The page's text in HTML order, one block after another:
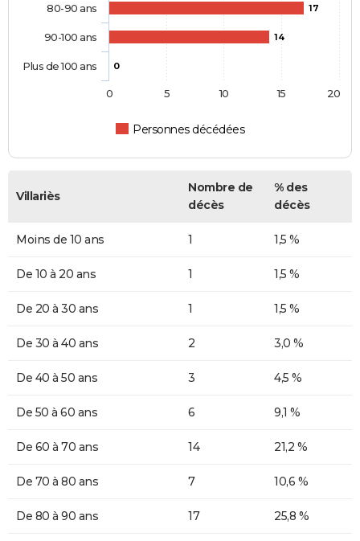
17
14
0
Personnes décédées
80-90 ans
90-100 ans
Plus de 100 ans
0 5 10 15 20
Villariès
Nombre de
décès
% des
décès
Moins de 10 ans 1 1,5 %
De 10 à 20 ans 1 1,5 %
De 20 à 30 ans 1 1,5 %
De 30 à 40 ans 2 3,0 %
De 40 à 50 ans 3 4,5 %
De 50 à 60 ans 6 9,1 %
De 60 à 70 ans 14 21,2 %
De 70 à 80 ans 7 10,6 %
De 80 à 90 ans 17 25,8 %